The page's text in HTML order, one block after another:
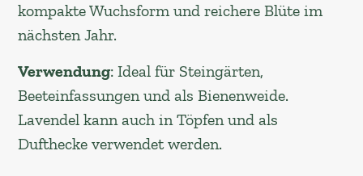
kompakte Wuchsform und reichere Blüte im
nächsten Jahr.
Verwendung: Ideal für Steingärten,
Beeteinfassungen und als Bienenweide.
Lavendel kann auch in Töpfen und als
Dufthecke verwendet werden.